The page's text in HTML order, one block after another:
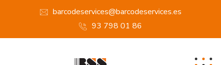
barcodeservices@barcodeservices.es
93 798 01 86